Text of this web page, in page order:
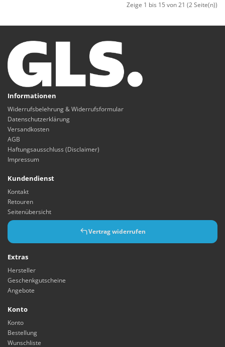
Zeige 1 bis 15 von 21 (2 Seite(n))
Informationen
Widerrufsbelehrung & Widerrufsformular
Datenschutzerklärung
Versandkosten
AGB
Haftungsausschluss (Disclaimer)
Impressum
Kundendienst
Kontakt
Retouren
Seitenübersicht
Vertrag widerrufen
Extras
Hersteller
Geschenkgutscheine
Angebote
Konto
Konto
Bestellung
Wunschliste